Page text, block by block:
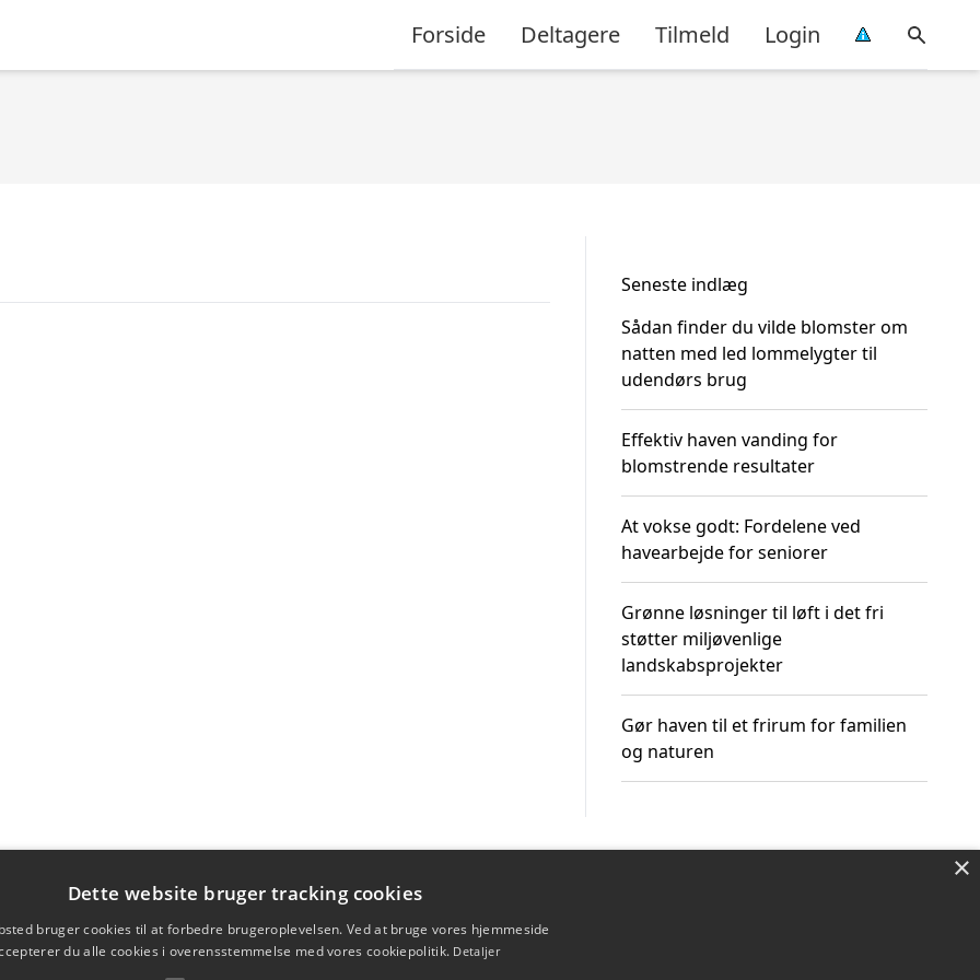
Forside Deltagere Tilmeld Login
Seneste indlæg
Sådan finder du vilde blomster om
natten med led lommelygter til
udendørs brug
Effektiv haven vanding for
blomstrende resultater
At vokse godt: Fordelene ved
havearbejde for seniorer
Grønne løsninger til løft i det fri
støtter miljøvenlige
landskabsprojekter
Gør haven til et frirum for familien
og naturen
×
Dette website bruger tracking cookies
bruger cookies til at forbedre brugeroplevelsen. Ved at bruge vores hjemmeside
du alle cookies i overensstemmelse med vores cookiepolitik. Detaljer